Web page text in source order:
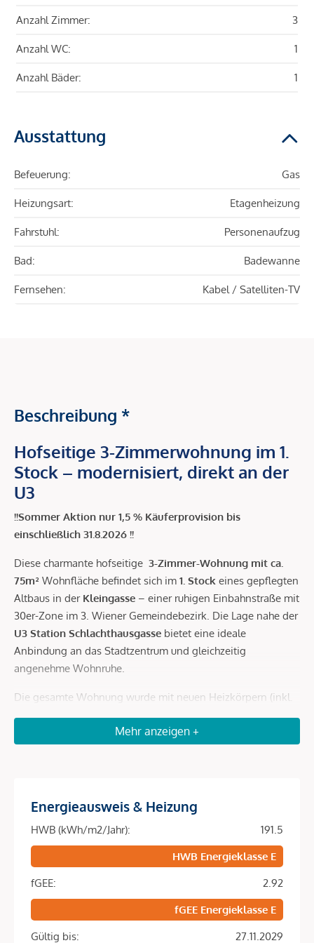
Anzahl Zimmer: 3
Anzahl WC: 1
Anzahl Bäder: 1
Ausstattung
Befeuerung: Gas
Heizungsart: Etagenheizung
Fahrstuhl: Personenaufzug
Bad: Badewanne
Fernsehen: Kabel / Satelliten-TV
Beschreibung *
Hofseitige 3-Zimmerwohnung im 1.
Stock – modernisiert, direkt an der
U3
!!Sommer Aktion nur 1,5 % Käuferprovision bis
einschließlich 31.8.2026 !!
Diese charmante hofseitige 3-Zimmer-Wohnung mit ca.
75m² Wohnfläche befindet sich im 1. Stock eines gepflegten
Altbaus in der Kleingasse – einer ruhigen Einbahnstraße mit
30er-Zone im 3. Wiener Gemeindebezirk. Die Lage nahe der
U3 Station Schlachthausgasse bietet eine ideale
Anbindung an das Stadtzentrum und gleichzeitig
angenehme Wohnruhe.
Die gesamte Wohnung wurde mit neuen Heizkörpern (inkl.
Handtuchheizkörper im Badezimmer) ausgestattet.
Innenhof
Modernisiertes Badezimmer mit Badewanne,
Waschmaschinenanschluss
Separates, ebenfalls modernisiertes WC
Mehr anzeigen +
Energieausweis & Heizung
HWB (kWh/m2/Jahr):
191.5
HWB Energieklasse E
fGEE:
2.92
fGEE Energieklasse E
Gültig bis:
27.11.2029